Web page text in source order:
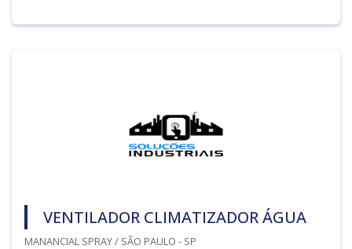
VENTILADOR CLIMATIZADOR ÁGUA
MANANCIAL SPRAY / SÃO PAULO - SP